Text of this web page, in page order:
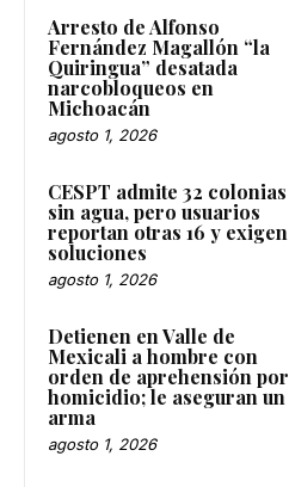
Arresto de Alfonso
Fernández Magallón “la
Quiringua” desatada
narcobloqueos en
Michoacán
agosto 1, 2026
CESPT admite 32 colonias
sin agua, pero usuarios
reportan otras 16 y exigen
soluciones
agosto 1, 2026
Detienen en Valle de
Mexicali a hombre con
orden de aprehensión por
homicidio; le aseguran un
arma
agosto 1, 2026